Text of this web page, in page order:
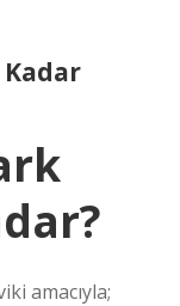
Kadar
amacıyla;